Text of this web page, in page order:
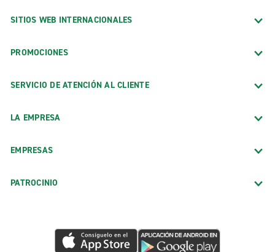
SITIOS WEB INTERNACIONALES
PROMOCIONES
SERVICIO DE ATENCIÓN AL CLIENTE
LA EMPRESA
EMPRESAS
PATROCINIO